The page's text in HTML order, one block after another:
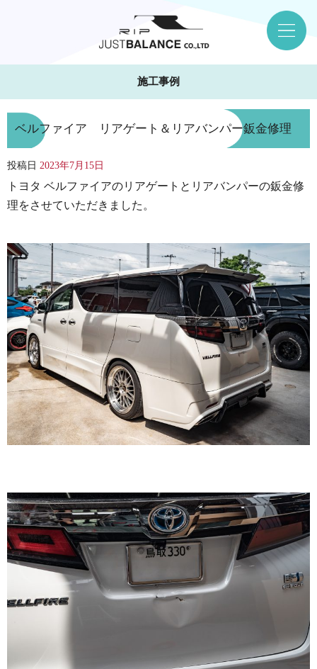
施工事例
ベルファイア リアゲート＆リアバンパー鈑金修理
投稿日 2023年7月15日
トヨタ ベルファイアのリアゲートとリアバンパーの鈑金修
理をさせていただきました。